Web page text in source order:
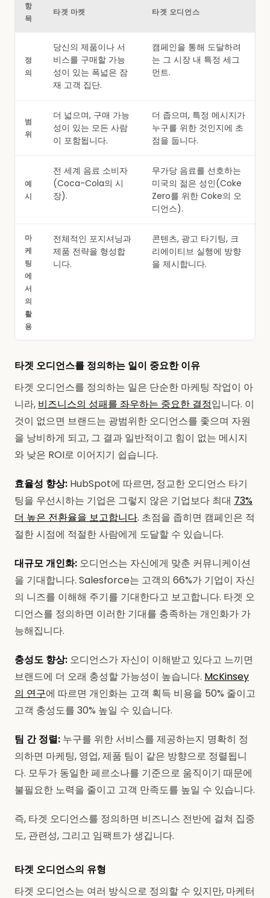
항
목
타겟 마켓 타겟 오디언스
정
의
당신의 제품이나 서
비스를 구매할 가능
성이 있는 폭넓은 잠
재 고객 집단.
캠페인을 통해 도달하려
는 그 시장 내 특정 세그
먼트.
범
위
더 넓으며, 구매 가능
성이 있는 모든 사람
이 포함됩니다.
더 좁으며, 특정 메시지가
누구를 위한 것인지에 초
점을 둡니다.
예
시
전 세계 음료 소비자
(Coca-Cola의 시
장).
무가당 음료를 선호하는
미국의 젊은 성인(Coke
Zero를 위한 Coke의 오
디언스).
마
케
팅
에
서
의
활
용
전체적인 포지셔닝과
제품 전략을 형성합
니다.
콘텐츠, 광고 타기팅, 크
리에이티브 실행에 방향
을 제시합니다.
타겟 오디언스를 정의하는 일이 중요한 이유
타겟 오디언스를 정의하는 일은 단순한 마케팅 작업이 아
니라, 비즈니스의 성패를 좌우하는 중요한 결정입니다. 이
것이 없으면 브랜드는 광범위한 오디언스를 좇으며 자원
을 낭비하게 되고, 그 결과 일반적이고 힘이 없는 메시지
와 낮은 ROI로 이어지기 쉽습니다.
효율성 향상: HubSpot에 따르면, 정교한 오디언스 타기
팅을 우선시하는 기업은 그렇지 않은 기업보다 최대 73%
더 높은 전환율을 보고합니다. 초점을 좁히면 캠페인은 적
절한 시점에 적절한 사람에게 도달할 수 있습니다.
대규모 개인화: 오디언스는 자신에게 맞춘 커뮤니케이션
을 기대합니다. Salesforce는 고객의 66%가 기업이 자신
의 니즈를 이해해 주기를 기대한다고 보고합니다. 타겟 오
디언스를 정의하면 이러한 기대를 충족하는 개인화가 가
능해집니다.
충성도 향상: 오디언스가 자신이 이해받고 있다고 느끼면
브랜드에 더 오래 충성할 가능성이 높습니다. McKinsey
의 연구에 따르면 개인화는 고객 획득 비용을 50% 줄이고
고객 충성도를 30% 높일 수 있습니다.
팀 간 정렬: 누구를 위한 서비스를 제공하는지 명확히 정
의하면 마케팅, 영업, 제품 팀이 같은 방향으로 정렬됩니
다. 모두가 동일한 페르소나를 기준으로 움직이기 때문에
불필요한 노력을 줄이고 고객 만족도를 높일 수 있습니다.
즉, 타겟 오디언스를 정의하면 비즈니스 전반에 걸쳐 집중
도, 관련성, 그리고 임팩트가 생깁니다.
타겟 오디언스의 유형
타겟 오디언스는 여러 방식으로 정의할 수 있지만, 마케터